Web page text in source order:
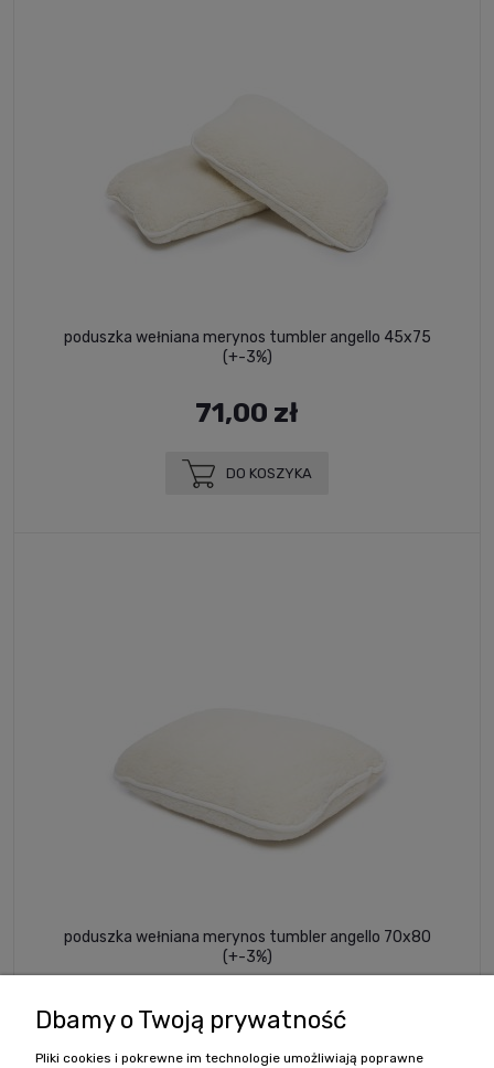
poduszka wełniana merynos tumbler angello 45x75
(+-3%)
71,00 zł
DO KOSZYKA
poduszka wełniana merynos tumbler angello 70x80
(+-3%)
82,00 zł
Dbamy o Twoją prywatność
Pliki cookies i pokrewne im technologie umożliwiają poprawne